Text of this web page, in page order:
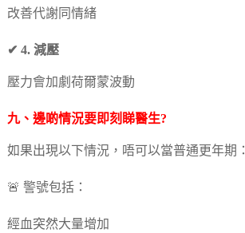
改善代謝同情緒
✔ 4. 減壓
壓力會加劇荷爾蒙波動
九、邊啲情況要即刻睇醫生?
如果出現以下情況，唔可以當普通更年期：
🚨 警號包括：
經血突然大量增加